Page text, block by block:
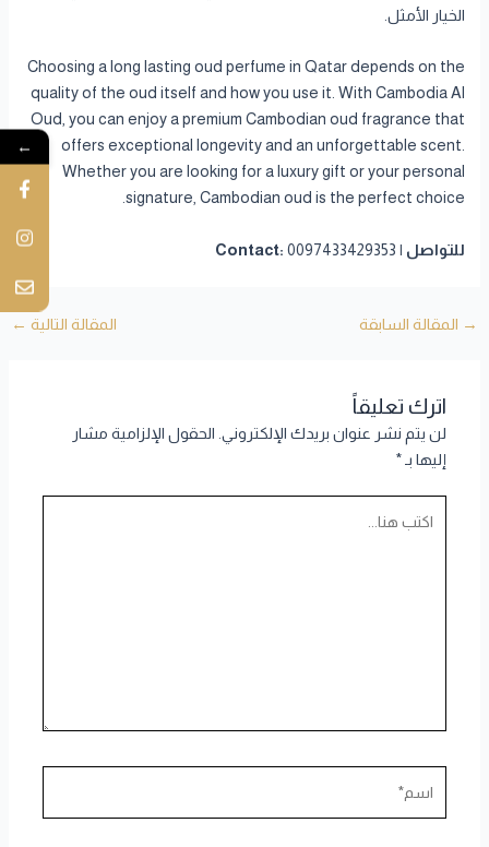
الخيار الأمثل.
Choosing a long lasting oud perfume in Qatar depends on the
quality of the oud itself and how you use it. With Cambodia Al
Oud, you can enjoy a premium Cambodian oud fragrance that
offers exceptional longevity and an unforgettable scent.
Whether you are looking for a luxury gift or your personal
signature, Cambodian oud is the perfect choice.
للتواصل | Contact: 0097433429353
→ المقالة السابقة المقالة التالية ←
اترك تعليقاً
لن يتم نشر عنوان بريدك الإلكتروني. الحقول الإلزامية مشار
إليها بـ*
←